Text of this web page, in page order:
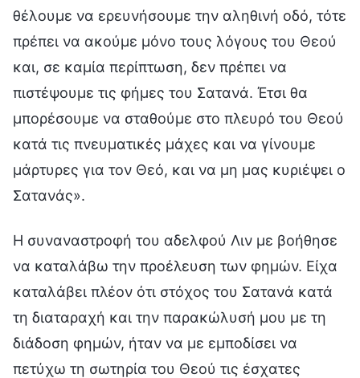
θέλουμε να ερευνήσουμε την αληθινή οδό, τότε
πρέπει να ακούμε μόνο τους λόγους του Θεού
και, σε καμία περίπτωση, δεν πρέπει να
πιστέψουμε τις φήμες του Σατανά. Έτσι θα
μπορέσουμε να σταθούμε στο πλευρό του Θεού
κατά τις πνευματικές μάχες και να γίνουμε
μάρτυρες για τον Θεό, και να μη μας κυριέψει ο
Σατανάς».
Η συναναστροφή του αδελφού Λιν με βοήθησε
να καταλάβω την προέλευση των φημών. Είχα
καταλάβει πλέον ότι στόχος του Σατανά κατά
τη διαταραχή και την παρακώλυσή μου με τη
διάδοση φημών, ήταν να με εμποδίσει να
πετύχω τη σωτηρία του Θεού τις έσχατες